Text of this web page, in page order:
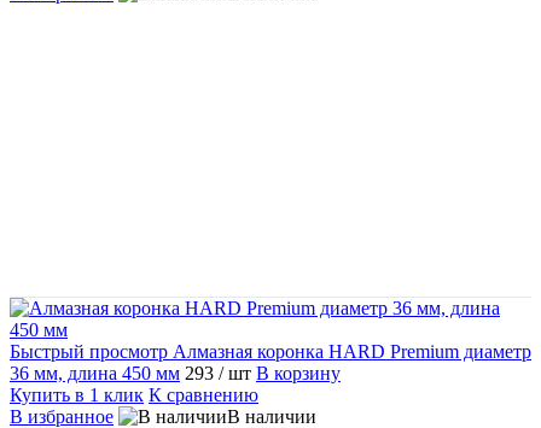
Быстрый просмотр Алмазная коронка HARD Premium диаметр
36 мм, длина 450 мм 293 / шт В корзину
Купить в 1 клик К сравнению
В избранное
В наличии